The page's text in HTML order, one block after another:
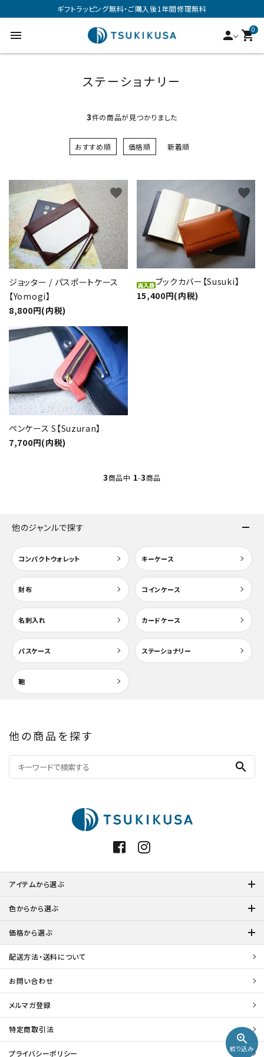
ギフトラッピング無料・ご購入後1年間修理無料
menu person 0
shopping_cart
ステーショナリー
3件の商品が見つかりました
おすすめ順 価格順 新着順
ジョッター / パスポートケース
【Yomogi】
8,800円(内税)
favorite
ブックカバー【Susuki】
15,400円(内税)
favorite
ペンケース S【Suzuran】
7,700円(内税)
favorite
3商品中 1-3商品
他のジャンルで探す
コンパクトウォレット キーケース
財布 コインケース
名刺入れ カードケース
パスケース ステーショナリー
鞄
他の商品を探す
search
zoom_in
絞り込み
カテゴリー
検索する
アイテムから選ぶ
色からから選ぶ
価格から選ぶ
配送方法・送料について
お問い合わせ
メルマガ登録
特定商取引法
プライバシーポリシー